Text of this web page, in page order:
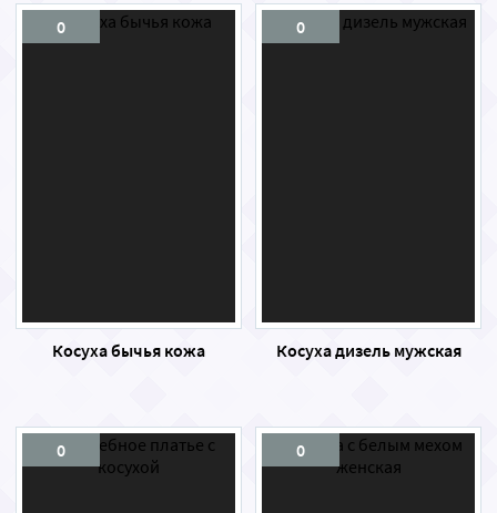
0
Косуха бычья кожа
0
Косуха дизель мужская
0 0